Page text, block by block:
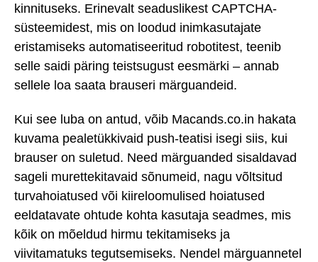
kinnituseks. Erinevalt seaduslikest CAPTCHA-
süsteemidest, mis on loodud inimkasutajate
eristamiseks automatiseeritud robotitest, teenib
selle saidi päring teistsugust eesmärki – annab
sellele loa saata brauseri märguandeid.
Kui see luba on antud, võib Macands.co.in hakata
kuvama pealetükkivaid push-teatisi isegi siis, kui
brauser on suletud. Need märguanded sisaldavad
sageli murettekitavaid sõnumeid, nagu võltsitud
turvahoiatused või kiireloomulised hoiatused
eeldatavate ohtude kohta kasutaja seadmes, mis
kõik on mõeldud hirmu tekitamiseks ja
viivitamatuks tegutsemiseks. Nendel märguannetel